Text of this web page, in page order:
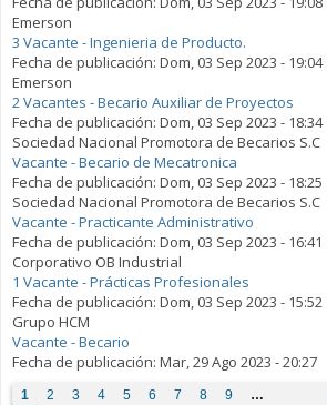
Emerson
3 Vacante - Ingenieria de Producto.
Fecha de publicación: Dom, 03 Sep 2023 - 19:04
Emerson
2 Vacantes - Becario Auxiliar de Proyectos
Fecha de publicación: Dom, 03 Sep 2023 - 18:34
Sociedad Nacional Promotora de Becarios S.C
Vacante - Becario de Mecatronica
Fecha de publicación: Dom, 03 Sep 2023 - 18:25
Sociedad Nacional Promotora de Becarios S.C
Vacante - Practicante Administrativo
Fecha de publicación: Dom, 03 Sep 2023 - 16:41
Corporativo OB Industrial
1 Vacante - Prácticas Profesionales
Fecha de publicación: Dom, 03 Sep 2023 - 15:52
Grupo HCM
Vacante - Becario
Fecha de publicación: Mar, 29 Ago 2023 - 20:27
Páginas
1 2 3 4 5 6 7 8 9 …